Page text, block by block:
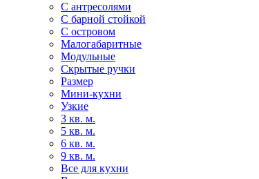
С антресолями
С барной стойкой
С островом
Малогабаритные
Модульные
Скрытые ручки
Размер
Мини-кухни
Узкие
3 кв. м.
5 кв. м.
6 кв. м.
9 кв. м.
Все для кухни